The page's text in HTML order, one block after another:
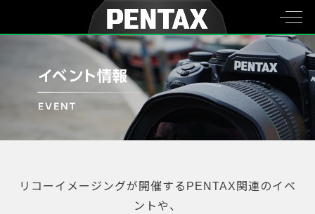
リコーイメージングが開催するPENTAX関連のイベ
ントや、